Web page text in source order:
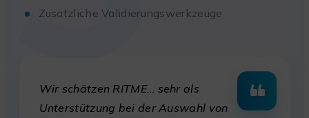
Zusätzliche Validierungswerkzeuge
Wir schätzen RITME… sehr als
Unterstützung bei der Auswahl von